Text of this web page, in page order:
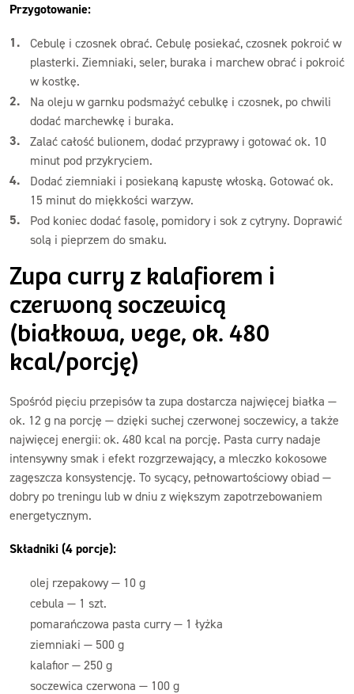
Przygotowanie:
Cebulę i czosnek obrać. Cebulę posiekać, czosnek pokroić w
plasterki. Ziemniaki, seler, buraka i marchew obrać i pokroić
w kostkę.
Na oleju w garnku podsmażyć cebulkę i czosnek, po chwili
dodać marchewkę i buraka.
Zalać całość bulionem, dodać przyprawy i gotować ok. 10
minut pod przykryciem.
Dodać ziemniaki i posiekaną kapustę włoską. Gotować ok.
15 minut do miękkości warzyw.
Pod koniec dodać fasolę, pomidory i sok z cytryny. Doprawić
solą i pieprzem do smaku.
Zupa curry z kalafiorem i
czerwoną soczewicą
(białkowa, vege, ok. 480
kcal/porcję)
Spośród pięciu przepisów ta zupa dostarcza najwięcej białka —
ok. 12 g na porcję — dzięki suchej czerwonej soczewicy, a także
najwięcej energii: ok. 480 kcal na porcję. Pasta curry nadaje
intensywny smak i efekt rozgrzewający, a mleczko kokosowe
zagęszcza konsystencję. To sycący, pełnowartościowy obiad —
dobry po treningu lub w dniu z większym zapotrzebowaniem
energetycznym.
Składniki (4 porcje):
olej rzepakowy — 10 g
cebula — 1 szt.
pomarańczowa pasta curry — 1 łyżka
ziemniaki — 500 g
kalafior — 250 g
soczewica czerwona — 100 g